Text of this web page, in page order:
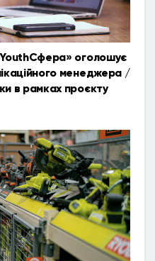
оголошує
менеджера /
в рамках проєкту